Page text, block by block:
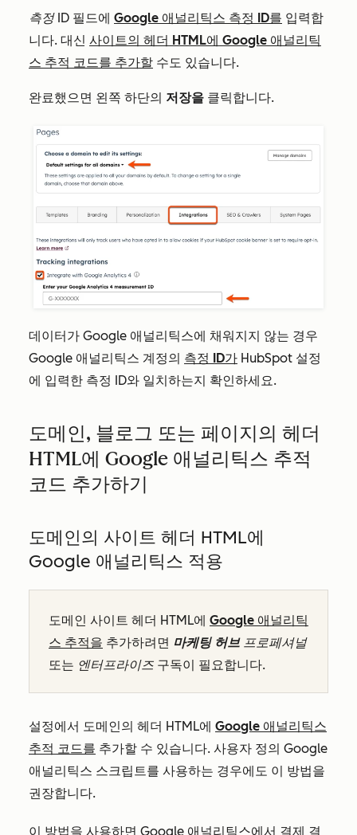
측정 ID 필드에 Google 애널리틱스 측정 ID를 입력합
니다. 대신 사이트의 헤더 HTML에 Google 애널리틱
스 추적 코드를 추가할 수도 있습니다.
완료했으면 왼쪽 하단의 저장을 클릭합니다.
데이터가 Google 애널리틱스에 채워지지 않는 경우
Google 애널리틱스 계정의 측정 ID가 HubSpot 설정
에 입력한 측정 ID와 일치하는지 확인하세요.
도메인, 블로그 또는 페이지의 헤더
HTML에 Google 애널리틱스 추적
코드 추가하기
도메인의 사이트 헤더 HTML에
Google 애널리틱스 적용
도메인 사이트 헤더 HTML에 Google 애널리틱
스 추적을 추가하려면 마케팅 허브 프로페셔널
또는 엔터프라이즈 구독이 필요합니다.
설정에서 도메인의 헤더 HTML에 Google 애널리틱스
추적 코드를 추가할 수 있습니다. 사용자 정의 Google
애널리틱스 스크립트를 사용하는 경우에도 이 방법을
권장합니다.
이 방법을 사용하면 Google 애널리틱스에서 결제 결